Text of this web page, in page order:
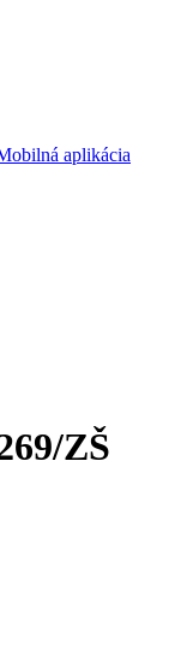
aplikácia
ZŠ